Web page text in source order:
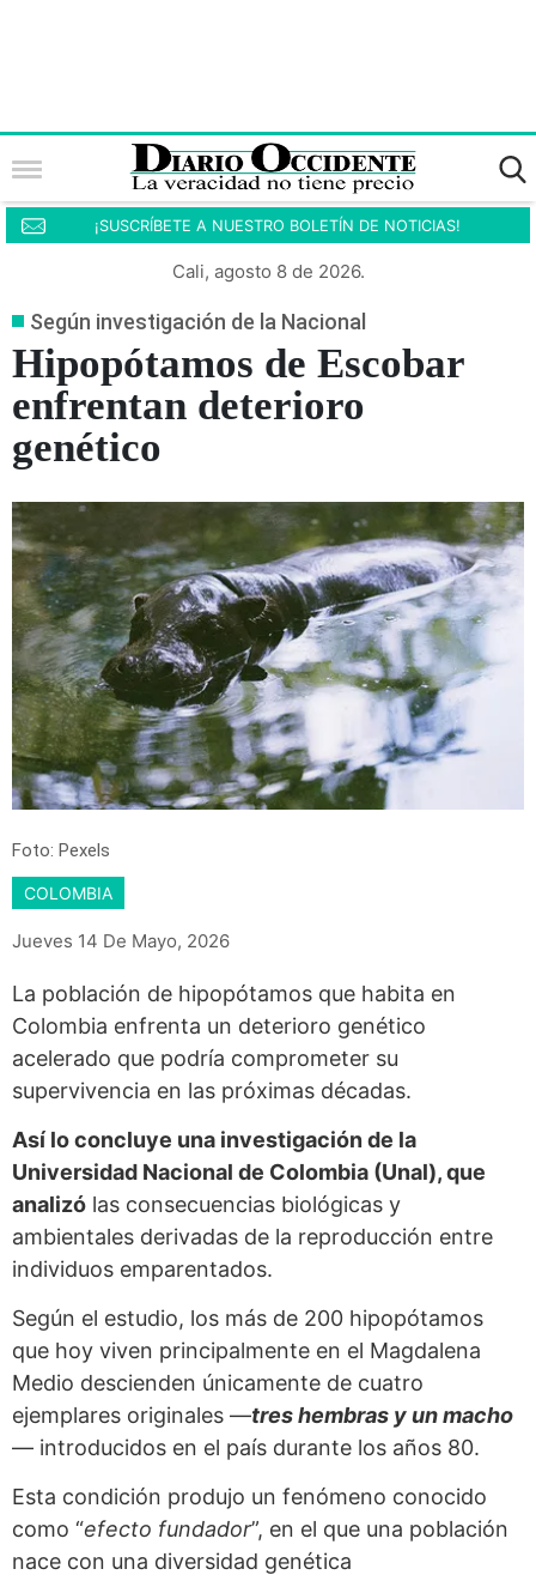
¡SUSCRÍBETE A NUESTRO BOLETÍN DE NOTICIAS!
Cali, agosto 8 de 2026.
Según investigación de la Nacional
Hipopótamos de Escobar
enfrentan deterioro
genético
Foto: Pexels
COLOMBIA
Jueves 14 De Mayo, 2026
La población de hipopótamos que habita en
Colombia enfrenta un deterioro genético
acelerado que podría comprometer su
supervivencia en las próximas décadas.
Así lo concluye una investigación de la
Universidad Nacional de Colombia (Unal), que
analizó las consecuencias biológicas y
ambientales derivadas de la reproducción entre
individuos emparentados.
Según el estudio, los más de 200 hipopótamos
que hoy viven principalmente en el Magdalena
Medio descienden únicamente de cuatro
ejemplares originales —tres hembras y un macho
— introducidos en el país durante los años 80.
Esta condición produjo un fenómeno conocido
como “efecto fundador”, en el que una población
nace con una diversidad genética